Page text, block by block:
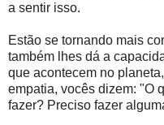
a sentir isso.
Estão se tornando mais
também lhes dá a
que acontecem no
empatia, vocês dizem: "O
fazer? Preciso fazer